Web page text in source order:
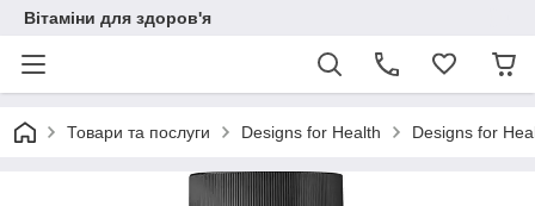
Вітаміни для здоров'я
Товари та послуги Designs for Health Designs for